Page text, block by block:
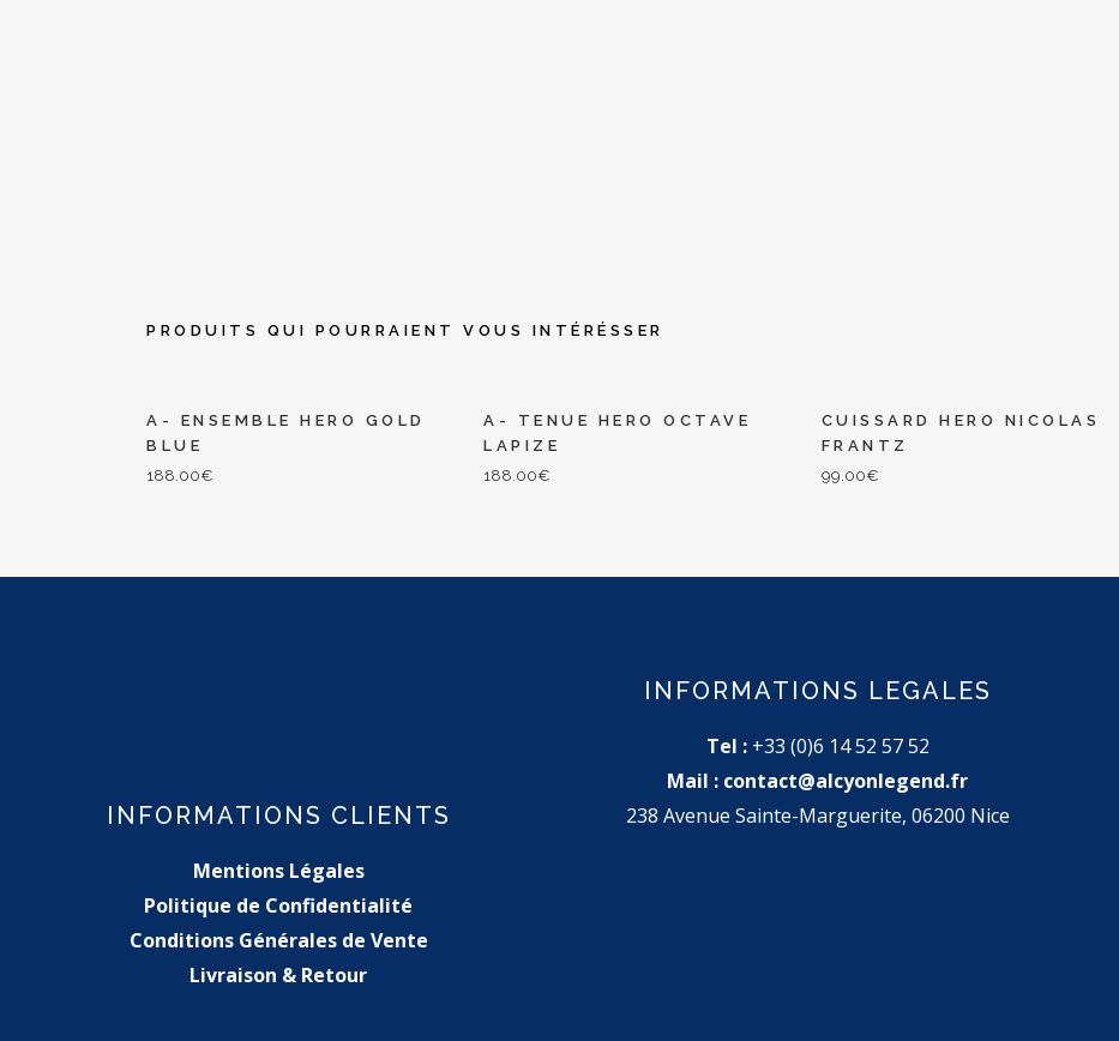
PRODUITS QUI POURRAIENT VOUS INTÉRÉSSER
A- ENSEMBLE HERO GOLD
BLUE
188.00€
A- TENUE HERO OCTAVE
LAPIZE
188.00€
CUISSARD HERO NICOLAS
FRANTZ
99.00€
INFORMATIONS CLIENTS
Mentions Légales
Politique de Confidentialité
Conditions Générales de Vente
Livraison & Retour
INFORMATIONS LEGALES
Tel : +33 (0)6 14 52 57 52
Mail : contact@alcyonlegend.fr
238 Avenue Sainte-Marguerite, 06200 Nice